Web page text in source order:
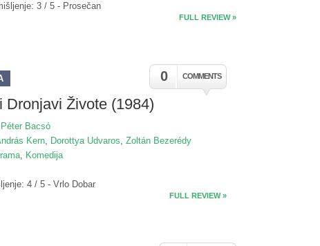
3 / 5 - Prosečan
FULL REVIEW »
0 COMMENTS
Dronjavi Živote (1984)
Péter Bacsó
Kern, Dorottya Udvaros, Zoltán Bezerédy
, Komedija
4 / 5 - Vrlo Dobar
FULL REVIEW »